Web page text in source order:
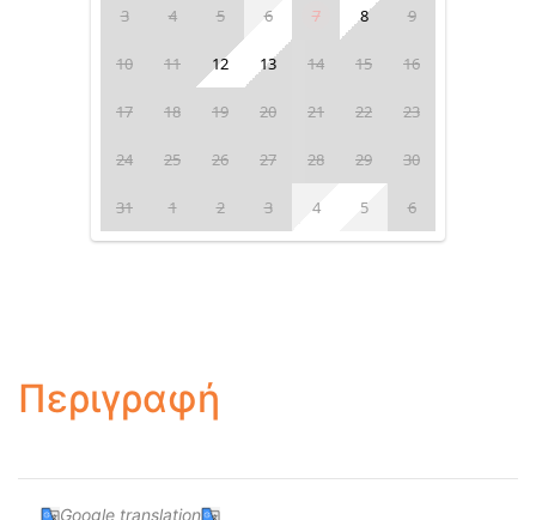
3 4 5 6 7 8 9
10 11 12 13 14 15 16
17 18 19 20 21 22 23
24 25 26 27 28 29 30
31 1 2 3 4 5 6
Περιγραφή
Google translation